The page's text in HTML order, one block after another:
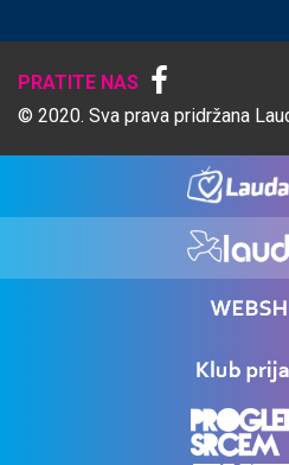
PRATITE NAS
© 2020. Sva prava pridržana